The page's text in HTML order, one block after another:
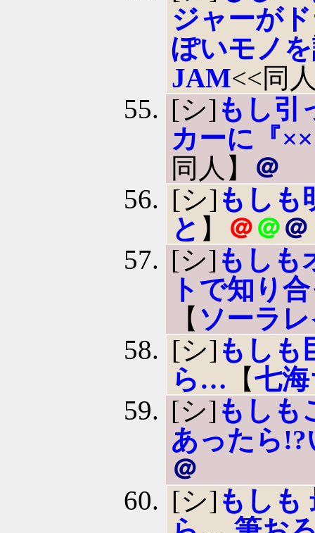
ジャーが
ぽいモノ
JAM<<同
[シ] もし引
カーに『
同人】
＠
[シ] もしも
と 】 ＠＠＠
[シ] もしも
トで知り
【 ソーラ
[シ] もしも
ら… 【七
[シ] もしも
あったら
＠
[シ] もしも